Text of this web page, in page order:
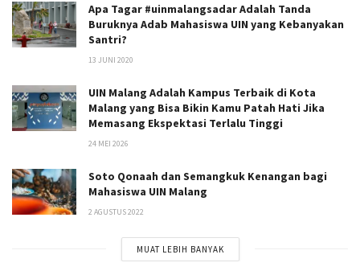
Apa Tagar #uinmalangsadar Adalah Tanda
Buruknya Adab Mahasiswa UIN yang Kebanyakan
Santri?
13 JUNI 2020
UIN Malang Adalah Kampus Terbaik di Kota
Malang yang Bisa Bikin Kamu Patah Hati Jika
Memasang Ekspektasi Terlalu Tinggi
24 MEI 2026
Soto Qonaah dan Semangkuk Kenangan bagi
Mahasiswa UIN Malang
2 AGUSTUS 2022
MUAT LEBIH BANYAK